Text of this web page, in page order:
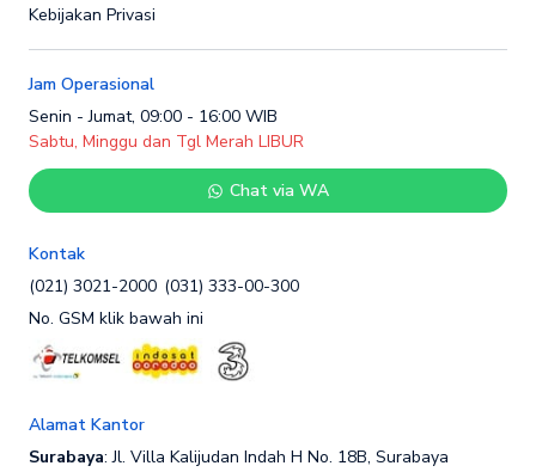
Kebijakan Privasi
Jam Operasional
Senin - Jumat, 09:00 - 16:00 WIB
Sabtu, Minggu dan Tgl Merah LIBUR
Chat via WA
Kontak
(021) 3021-2000 (031) 333-00-300
No. GSM klik bawah ini
Alamat Kantor
Surabaya: Jl. Villa Kalijudan Indah H No. 18B, Surabaya